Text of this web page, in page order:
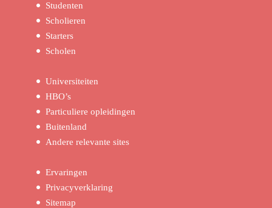
Studenten
Scholieren
Starters
Scholen
Universiteiten
HBO’s
Particuliere opleidingen
Buitenland
Andere relevante sites
Ervaringen
Privacyverklaring
Sitemap